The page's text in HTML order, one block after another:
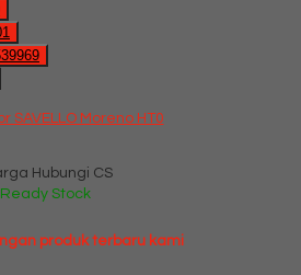
SAVELLO Moreno HT0
Hubungi CS
Ready Stock
produk terbaru kami